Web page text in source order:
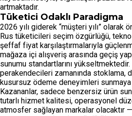
artmaktadır.
Tüketici Odaklı Paradigma
2026 yılı giderek “müşteri yılı” olarak
Rus tüketicileri seçim özgürlüğü,
şeffaf fiyat karşılaştırmalarıyla
mağaza içi alışveriş arasında geçiş
sunumu standartlarını
perakendecileri zamanında stoklama,
kusursuz ödeme deneyimleri sunmaya
Kazananlar, sadece benzersiz ürün
tutarlı hizmet kalitesi, operasyonel
atmosfer sağlayan markalar olacaktır